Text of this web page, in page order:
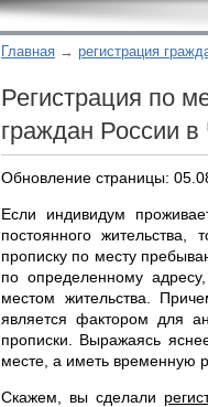
Главная регистрация
Регистрация по
граждан России в
Обновление страницы:
Если индивидум
постоянного
прописку по месту
по определенному
местом жительства.
является фактором для
прописки. Выражаясь
месте, а иметь временную
Скажем, вы сделали